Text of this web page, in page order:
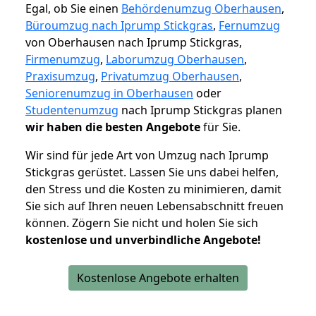
Egal, ob Sie einen Behördenumzug Oberhausen,
Büroumzug nach Iprump Stickgras, Fernumzug
von Oberhausen nach Iprump Stickgras,
Firmenumzug, Laborumzug Oberhausen,
Praxisumzug, Privatumzug Oberhausen,
Seniorenumzug in Oberhausen oder
Studentenumzug nach Iprump Stickgras planen
wir haben die besten Angebotefür Sie.
Wir sind für jede Art von Umzug nach Iprump
Stickgras gerüstet. Lassen Sie uns dabei helfen,
den Stress und die Kosten zu minimieren, damit
Sie sich auf Ihren neuen Lebensabschnitt freuen
können. Zögern Sie nicht und holen Sie sich
kostenlose und unverbindliche Angebote!
Kostenlose Angebote erhalten